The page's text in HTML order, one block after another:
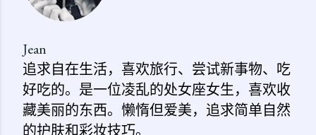
Jean
追求自在生活，喜欢旅行、尝试新事物、吃
好吃的。是一位凌乱的处女座女生，喜欢收
藏美丽的东西。懒惰但爱美，追求简单自然
的护肤和彩妆技巧。